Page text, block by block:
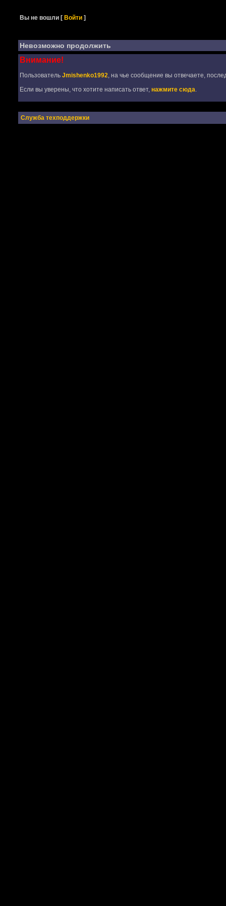
Вы не вошли [Войти ]
Невозможно продолжить
Внимание!
Пользователь Jmishenko1992, на чье сообщение вы отвечаете,
Если вы уверены, что хотите написать ответ, нажмите сюда.
Служба техподдержки